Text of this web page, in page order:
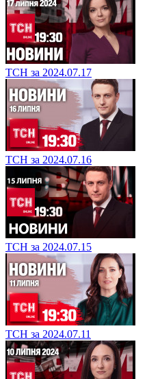
ТСН за 2024.07.17
ТСН за 2024.07.16
ТСН за 2024.07.15
ТСН за 2024.07.11